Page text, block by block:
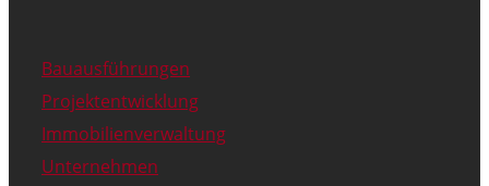
Bauausführungen
Projektentwicklung
Immobilienverwaltung
Unternehmen